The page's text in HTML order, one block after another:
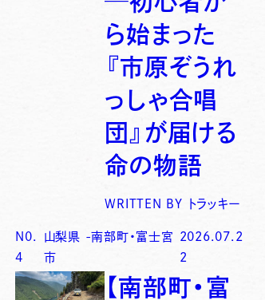
ら始まった
『市原ぞうれ
っしゃ合唱
団』が届ける
命の物語
WRITTEN BY トラッキー
N0.
4
山梨県 -南部町・富士宮
市
2026.07.2
2
【南部町・富